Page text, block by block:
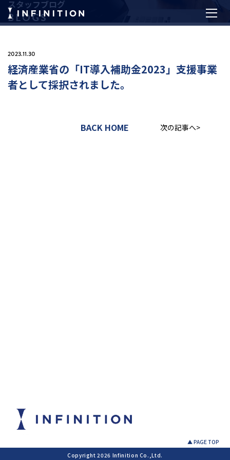
スタッフブログ
BLOGS
2023.11.30
経済産業省の「IT導入補助金2023」支援事業
者として採択されました。
BACK HOME 次の記事へ>
▲ PAGE TOP
Copyright 2026 Infinition Co.,Ltd.